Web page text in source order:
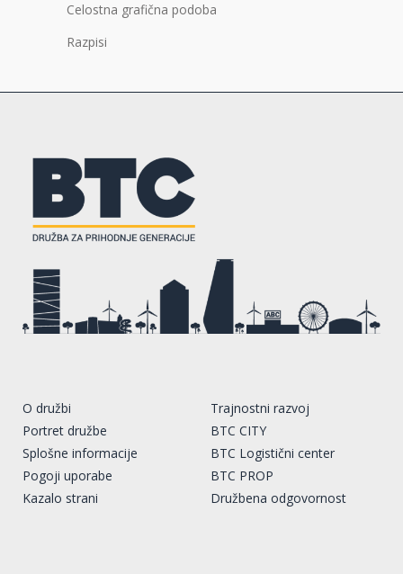
Celostna grafična podoba
Razpisi
O družbi
Portret družbe
Splošne informacije
Pogoji uporabe
Kazalo strani
Trajnostni razvoj
BTC CITY
BTC Logistični center
BTC PROP
Družbena odgovornost